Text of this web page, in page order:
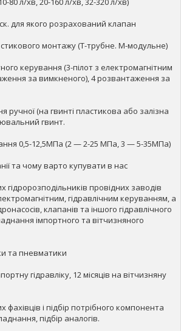
для якого розрахований клапан
монтажу (Т-трубне. М-модульне)
керування (3-пілот з електромагнітним
за вимкненого), 4 розвантаження за
ручної (на гвинті пластикова або залізна
гвинт.
0,5-12,5МПа (2 — 2-25 МПа, 3 — 5-35МПа)
та чому варто купувати в нас
провідних заводів
гідравлічним керуванням, а
клапанів та іншого гідравлічного
імпортного та вітчизняного
та пневматики
гідравліку, 12 місяців на вітчизняну
фахівців і підбір потрібного компонента
підбір аналогів.